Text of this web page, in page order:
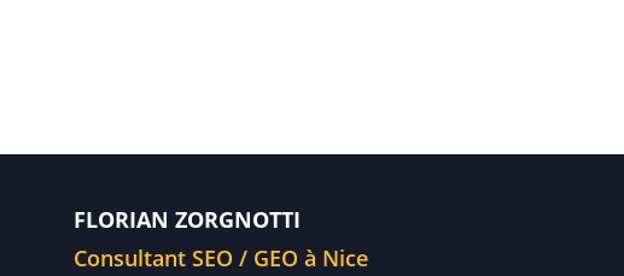
FLORIAN ZORGNOTTI
Consultant SEO / GEO à Nice